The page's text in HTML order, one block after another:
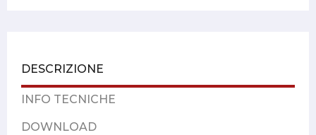
DESCRIZIONE
INFO TECNICHE
DOWNLOAD